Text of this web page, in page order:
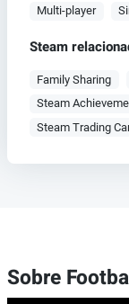
Multi-player
Steam
Family Sharing
Steam
Steam Trading
Sobre